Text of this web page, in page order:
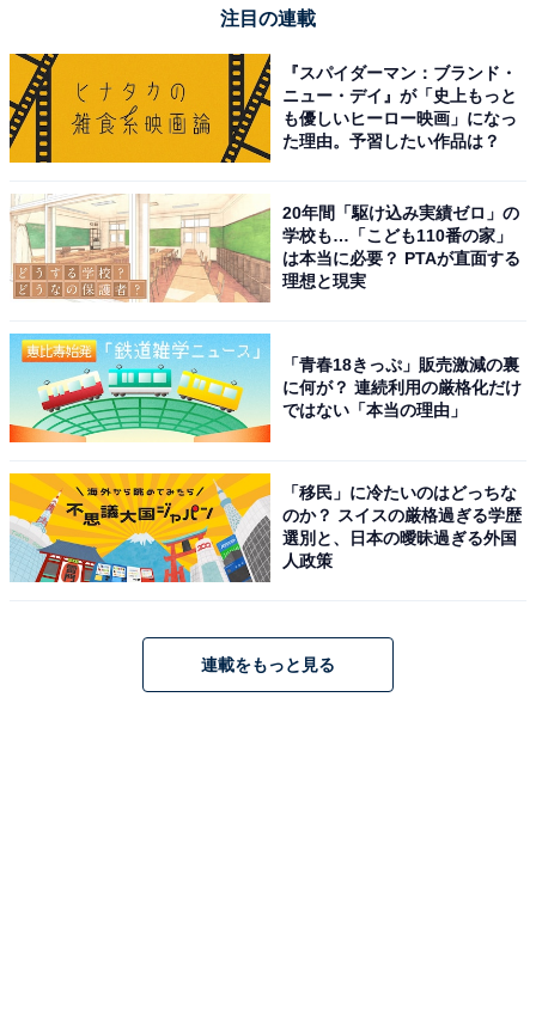
実はスターバックスでは、繰り返し使える耐久性のある
貸出カップでドリンクを提供し、店舗に返却、パートナ
ー企業での洗浄を経て再利用する循環型プログラム
「Re&GO」を実施中。
利用は何と無料！ スマートフォンのカメラ機能でQRコ
ードを読み込んだ後、簡単な操作だけで借りることがで
きます。
現在は東京と愛知（名古屋）の一部店舗でのみの利用と
なりますが、洗う手間もなく割引対象にもなるので超お
トクかも！ 近くの店舗で実施している場合はぜひ試して
こちらもおすすめ
【スタバ新作】完熟バナナをキャラメリゼ!? ほ
注目の連載
『スパイダーマン：ブランド・
ニュー・デイ』が「史上もっと
も優しいヒーロー映画」になっ
た理由。予習したい作品は？
20年間「駆け込み実績ゼロ」の
学校も…「こども110番の家」
は本当に必要？ PTAが直面する
理想と現実
「青春18きっぷ」販売激減の裏
に何が？ 連続利用の厳格化だけ
ではない「本当の理由」
「移民」に冷たいのはどっちな
のか？ スイスの厳格過ぎる学歴
選別と、日本の曖昧過ぎる外国
人政策
連載をもっと見る